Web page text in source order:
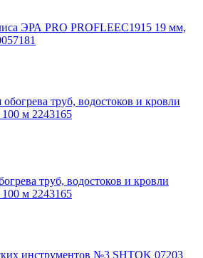
ЭРА PRO PROFLEEC1915 19 мм,
труб, водостоков и кровли
м 2243165